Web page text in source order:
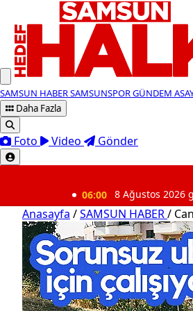
SAMSUN HABERSAMSUNSPORGÜNDEM
Daha Fazla
Foto Video Gönder
8 Ağustos 2026 günlük
Anasayfa /SAMSUN HABER/